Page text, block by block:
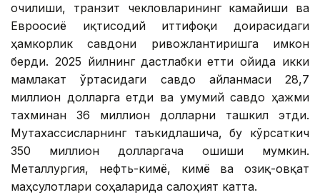
очилиши, транзит чекловларининг камайиши ва
Евроосиё иқтисодий иттифоқи доирасидаги
ҳамкорлик савдони ривожлантиришга имкон
берди. 2025 йилнинг дастлабки етти ойида икки
мамлакат ўртасидаги савдо айланмаси 28,7
миллион долларга етди ва умумий савдо ҳажми
тахминан 36 миллион долларни ташкил этди.
Мутахассисларнинг таъкидлашича, бу кўрсаткич
350 миллион долларгача ошиши мумкин.
Металлургия, нефть-кимё, кимё ва озиқ-овқат
маҳсулотлари соҳаларида салоҳият катта.